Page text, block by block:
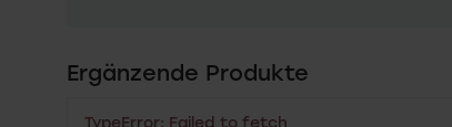
Ergänzende Produkte
TypeError: Failed to fetch